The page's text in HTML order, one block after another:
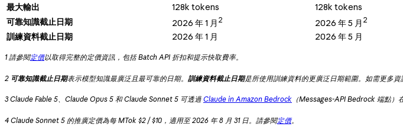
最大輸出
128k tokens 128k tokens
可靠知識截止日期
2026 年 1 月 2 2026 年 5 月 2
訓練資料截止日期
2026 年 1 月 2026 年 5 月
1 請參閱定價以取得完整的定價資訊，包括 Batch API 折扣和提示快取費率。
2 可靠知識截止日期表示模型知識最廣泛且最可靠的日期。 訓練資料截止日期是所使用訓練資料的更廣泛日期範圍。如需更多
3 Claude Fable 5、Claude Opus 5 和 Claude Sonnet 5 可透過 Claude in Amazon Bedrock （Messages-API Bedrock 端點）
4 Claude Sonnet 5 的推廣定價為每 MTok $2 / $10，適用至 2026 年 8 月 31 日。請參閱定價。